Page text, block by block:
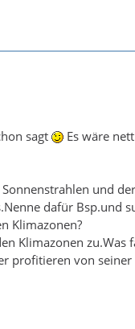
sagt
Es wäre
und
dafür Bsp.und
Klimazonen?
Klimazonen zu.Was
profitieren von